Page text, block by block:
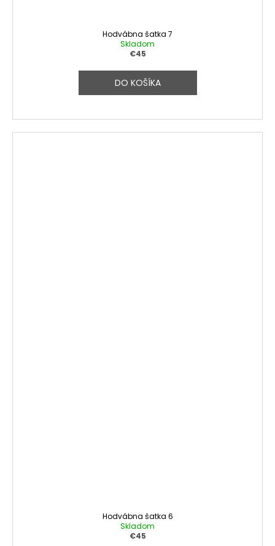
Hodvábna šatka 7
Skladom
€45
DO KOŠÍKA
Hodvábna šatka 6
Skladom
€45